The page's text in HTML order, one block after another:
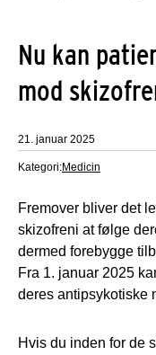
Nu kan
mod
21. januar 2025
Kategori:Medicin
Fremover bliver det
skizofreni at følge
dermed forebygge
Fra 1. januar 2025
deres antipsykotiske
Hvis du inden for de